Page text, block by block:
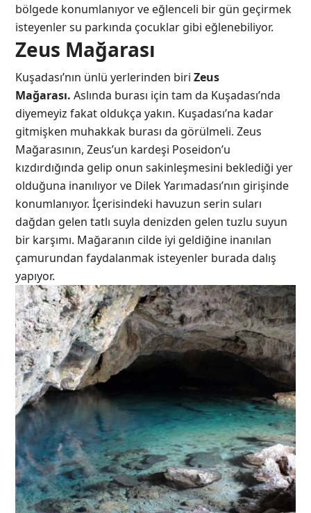
bölgede konumlanıyor ve eğlenceli bir gün geçirmek
isteyenler su parkında çocuklar gibi eğlenebiliyor.
Zeus Mağarası
Kuşadası’nın ünlü yerlerinden biri Zeus
Mağarası. Aslında burası için tam da Kuşadası’nda
diyemeyiz fakat oldukça yakın. Kuşadası’na kadar
gitmişken muhakkak burası da görülmeli. Zeus
Mağarasının, Zeus’un kardeşi Poseidon’u
kızdırdığında gelip onun sakinleşmesini beklediği yer
olduğuna inanılıyor ve Dilek Yarımadası’nın girişinde
konumlanıyor. İçerisindeki havuzun serin suları
dağdan gelen tatlı suyla denizden gelen tuzlu suyun
bir karşımı. Mağaranın cilde iyi geldiğine inanılan
çamurundan faydalanmak isteyenler burada dalış
yapıyor.